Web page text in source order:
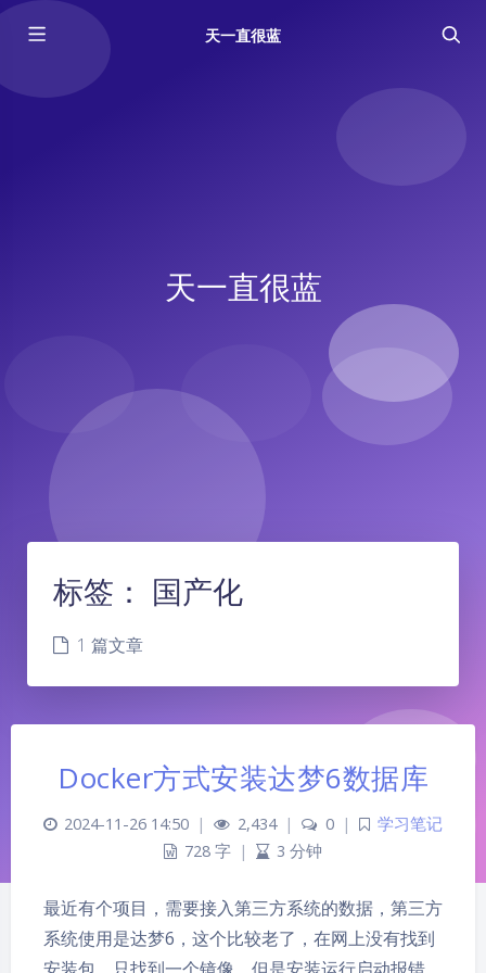
天一直很蓝
天一直很蓝
夜间模式
标签： 国产化
1 篇文章
Docker方式安装达梦6数据库
2024-11-26 14:50 | 2,434 | 0 |
学习笔记
728 字 | 3 分钟
最近有个项目，需要接入第三方系统的数据，第三方
系统使用是达梦6，这个比较老了，在网上没有找到
安装包，只找到一个镜像，但是安装运行启动报错，